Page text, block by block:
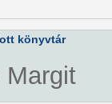
könyvtár
Margit